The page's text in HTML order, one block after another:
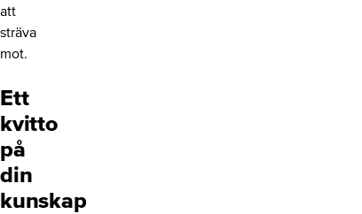
att
sträva
mot.
Ett
kvitto
på
din
kunskap